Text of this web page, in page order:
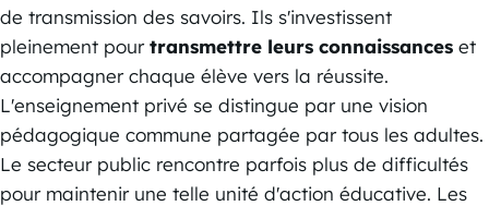
de transmission des savoirs. Ils s'investissent
pleinement pourtransmettre leurs connaissances et
accompagner chaque élève vers la réussite.
L'enseignement privé se distingue par une vision
pédagogique commune partagée par tous les adultes.
Le secteur public rencontre parfois plus de difficultés
pour maintenir une telle unité d'action éducative. Les